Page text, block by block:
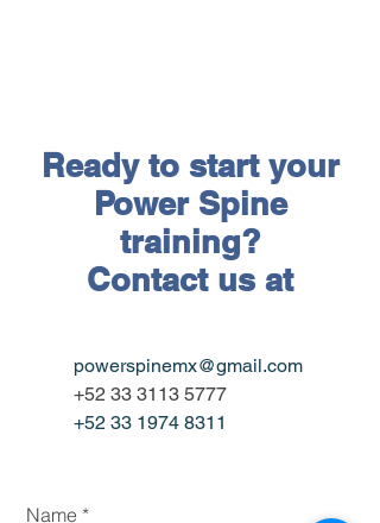
Ready to start your
Power Spine
training?
Contact us at
powerspinemx@gmail.com
+52 33 3113 5777
+52 33 1974 8311
Name